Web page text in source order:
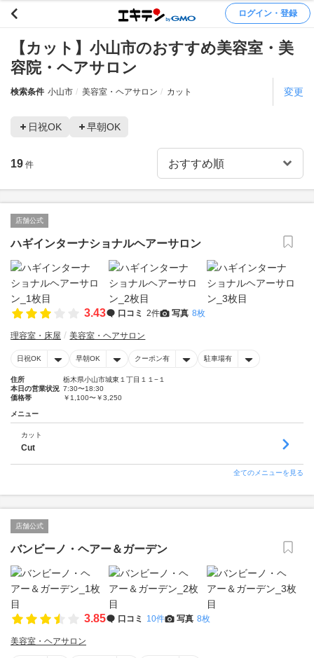
ログイン・登録
【カット】小山市のおすすめ美容室・美
容院・ヘアサロン
検索条件 小山市 美容室・ヘアサロン カット 変更
日祝OK 早朝OK
19 件
店舗公式
ハギインターナショナルヘアーサロン
3.43 口コミ 2件 写真 8枚
理容室・床屋 美容室・ヘアサロン
日祝OK 早朝OK クーポン有 駐車場有
住所
栃木県小山市城東１丁目１１−１
本日の営業状況 7:30〜18:30
価格帯
￥1,100〜￥3,250
メニュー
カット
Cut
全てのメニューを見る
店舗公式
バンビーノ・ヘアー＆ガーデン
3.85 口コミ 10件 写真 8枚
美容室・ヘアサロン